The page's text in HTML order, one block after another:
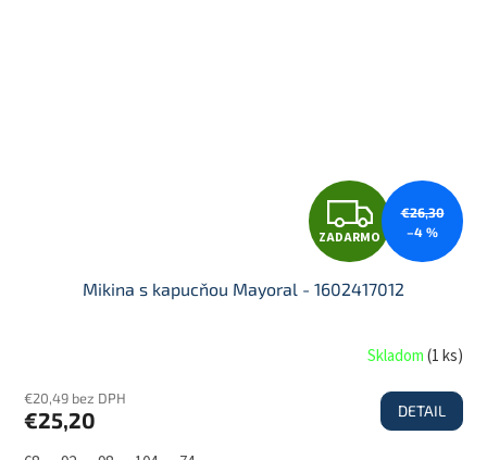
Z
A
D
A
ZADARMO
€26,30
–4 %
Mikina s kapucňou Mayoral - 1602417012
Skladom(1 ks)
€20,49 bez DPH
€25,20 DETAIL